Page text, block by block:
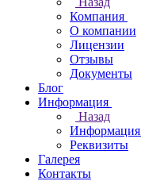
Компания
О компании
Лицензии
Отзывы
Документы
Блог
Информация
Назад
Информация
Реквизиты
Галерея
Контакты